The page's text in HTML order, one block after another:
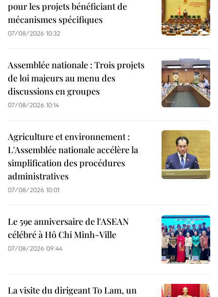
pour les projets bénéficiant de
mécanismes spécifiques
07/08/2026 10:32
Assemblée nationale : Trois projets
de loi majeurs au menu des
discussions en groupes
07/08/2026 10:14
Agriculture et environnement :
L'Assemblée nationale accélère la
simplification des procédures
administratives
07/08/2026 10:01
Le 59e anniversaire de l'ASEAN
célébré à Hô Chi Minh-Ville
07/08/2026 09:44
La visite du dirigeant To Lam, un